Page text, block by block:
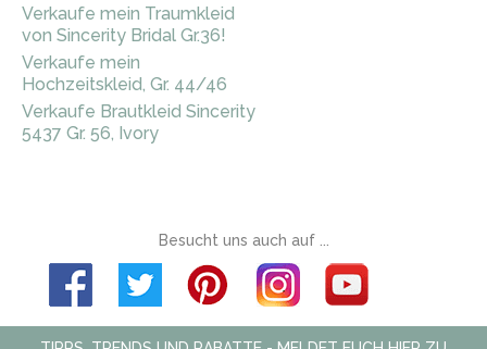
Verkaufe mein Traumkleid
von Sincerity Bridal Gr.36!
Verkaufe mein
Hochzeitskleid, Gr. 44/46
Verkaufe Brautkleid Sincerity
5437 Gr. 56, Ivory
Besucht uns auch auf ...